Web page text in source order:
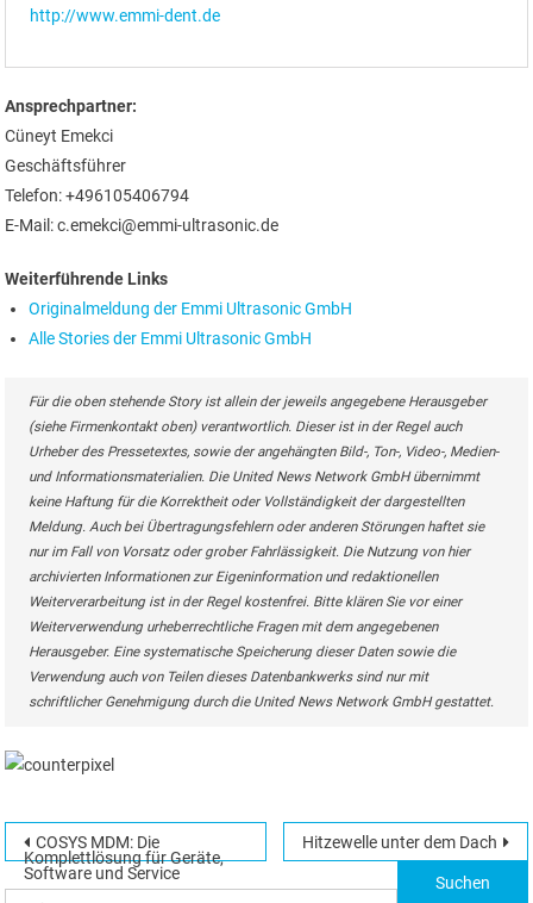
http://www.emmi-dent.de
Ansprechpartner:
Cüneyt Emekci
Geschäftsführer
Telefon: +496105406794
E-Mail: c.emekci@emmi-ultrasonic.de
Weiterführende Links
Originalmeldung der Emmi Ultrasonic GmbH
Alle Stories der Emmi Ultrasonic GmbH
Für die oben stehende Story ist allein der jeweils angegebene Herausgeber
(siehe Firmenkontakt oben) verantwortlich. Dieser ist in der Regel auch
Urheber des Pressetextes, sowie der angehängten Bild-, Ton-, Video-, Medien-
und Informationsmaterialien. Die United News Network GmbH übernimmt
keine Haftung für die Korrektheit oder Vollständigkeit der dargestellten
Meldung. Auch bei Übertragungsfehlern oder anderen Störungen haftet sie
nur im Fall von Vorsatz oder grober Fahrlässigkeit. Die Nutzung von hier
archivierten Informationen zur Eigeninformation und redaktionellen
Weiterverarbeitung ist in der Regel kostenfrei. Bitte klären Sie vor einer
Weiterverwendung urheberrechtliche Fragen mit dem angegebenen
Herausgeber. Eine systematische Speicherung dieser Daten sowie die
Verwendung auch von Teilen dieses Datenbankwerks sind nur mit
schriftlicher Genehmigung durch die United News Network GmbH gestattet.
Beitragsnavigation
COSYS MDM: Die
Komplettlösung für Geräte,
Software und Service
Hitzewelle unter dem Dach
Suchen